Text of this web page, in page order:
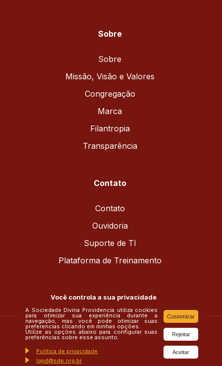
Sobre
Sobre
Missão, Visão e Valores
Congregação
Marca
Filantropia
Transparência
Contato
Contato
Ouvidoria
Suporte de TI
Plataforma de Treinamento
rededivinaprovidencia
Você controla a sua privacidade
A Sociedade Divina Providencia utiliza cookies
para otimizar sua experiência durante a
navegação, mas você pode otimizar suas
preferencias clicando em minhas opções.
Utilize as opções abaixo para configurar suas
preferências sobre esse assunto.
Politica de privacidade
lgpd@sdp.org.br
Customizar
Rejeitar
Aceitar